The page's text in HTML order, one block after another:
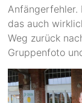
Anfängerfehler.
das auch
Weg zurück
Gruppenfoto